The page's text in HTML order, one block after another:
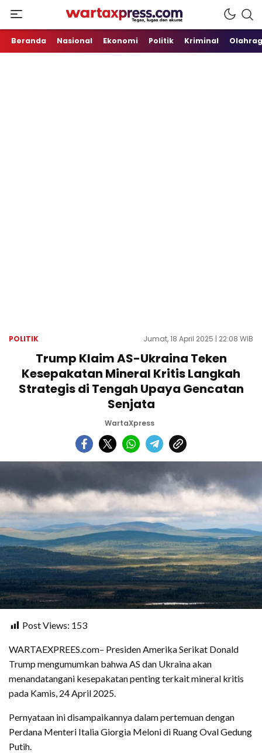
WartaXpress
Tegas, Lugas dan Akurat
Beranda Nasional Ekonomi Politik Kriminal
POLITIK Jumat, 18 April 2025 | 22:08 WIB
Trump Klaim AS-Ukraina Teken
Kesepakatan Mineral Kritis Langkah
Strategis di Tengah Upaya Gencatan
Senjata
WartaXpress
Post Views: 153
WARTAEXPREES.com– Presiden Amerika Serikat Donald
Trump mengumumkan bahwa AS dan Ukraina akan
menandatangani kesepakatan penting terkait mineral kritis
pada Kamis, 24 April 2025.
Pernyataan ini disampaikannya dalam pertemuan dengan
Perdana Menteri Italia Giorgia Meloni di Ruang Oval Gedung
Putih.